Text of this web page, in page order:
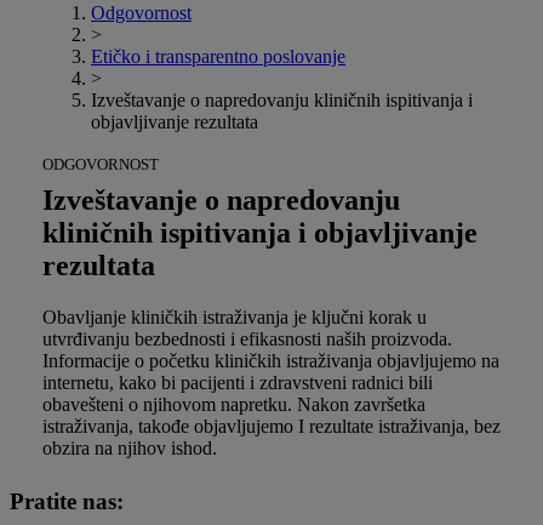
Odgovornost​
>
Etičko i transparentno poslovanje
>
Izveštavanje o napredovanju kliničnih ispitivanja i
objavljivanje rezultata
ODGOVORNOST
Izveštavanje o napredovanju
kliničnih ispitivanja i objavljivanje
rezultata
Obavljanje kliničkih istraživanja je ključni korak u
utvrđivanju bezbednosti i efikasnosti naših proizvoda.
Informacije o početku kliničkih istraživanja objavljujemo na
internetu, kako bi pacijenti i zdravstveni radnici bili
obavešteni o njihovom napretku. Nakon završetka
istraživanja, takođe objavljujemo I rezultate istraživanja, bez
obzira na njihov ishod.
Pratite nas: